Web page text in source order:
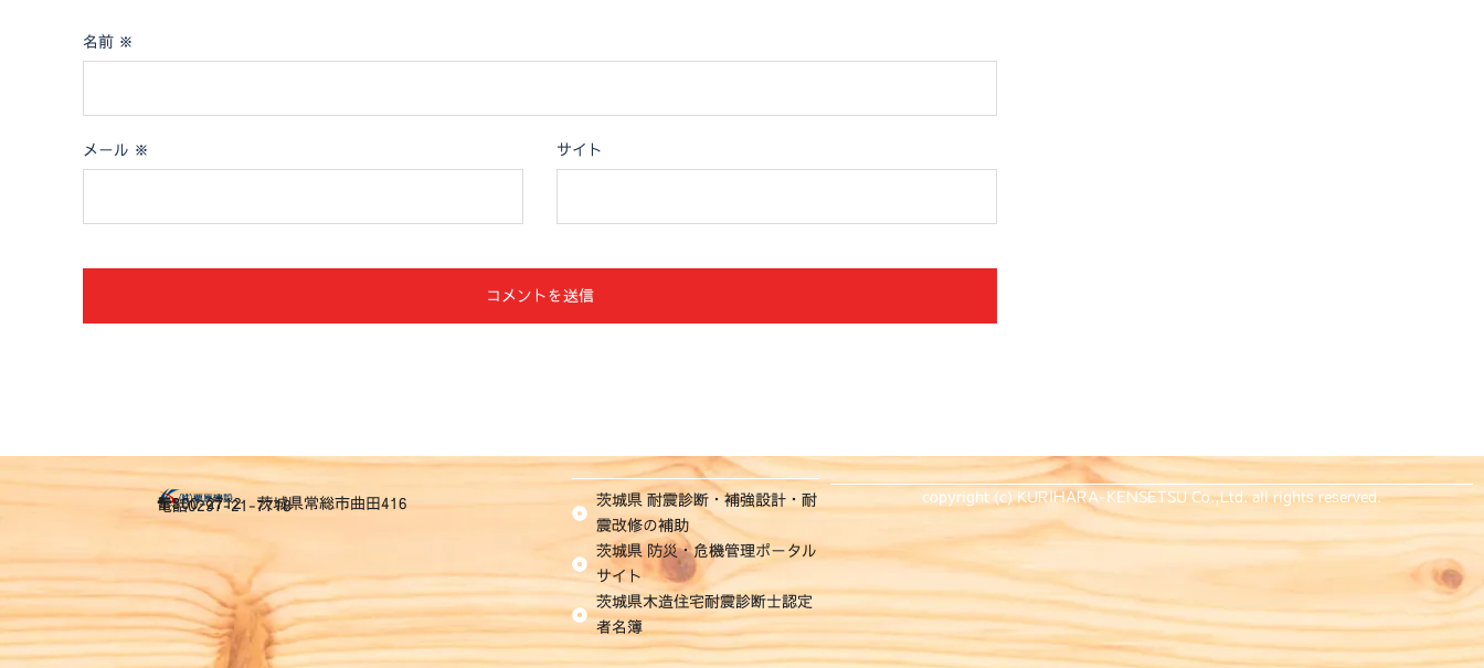
名前 ※
メール ※ サイト
〒300-2712 茨城県常総市曲田416
電話0297-21-7718
茨城県 耐震診断・補強設計・耐
震改修の補助
茨城県 防災・危機管理ポータル
サイト
茨城県木造住宅耐震診断士認定
者名簿
copyright (c) KURIHARA-KENSETSU Co.,Ltd. all rights reserved.